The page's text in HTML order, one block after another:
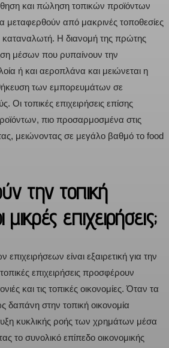
και πώληση τοπικών προϊόντων
μεταφερθούν από μακρινές τοποθεσίες
καταναλωτή. Η διανομή της πρώτης
μέσων που ρυπαίνουν την
ή και αεροπλάνα και μειώνεται η
των εμπορευμάτων σε
Οι τοπικές επιχειρήσεις επίσης
πιο προσαρμοσμένα στις
μειώνοντας σε μεγάλο βαθμό το food
την τοπική
μικρές επιχειρήσεις;
είναι εξαιρετική για την
επιχειρήσεις προσφέρουν
και τις τοπικές οικονομίες. Όταν τα
δαπάνη στην τοπική οικονομία
κυκλικής ροής των χρημάτων μέσα
το συνολικό επίπεδο οικονομικής